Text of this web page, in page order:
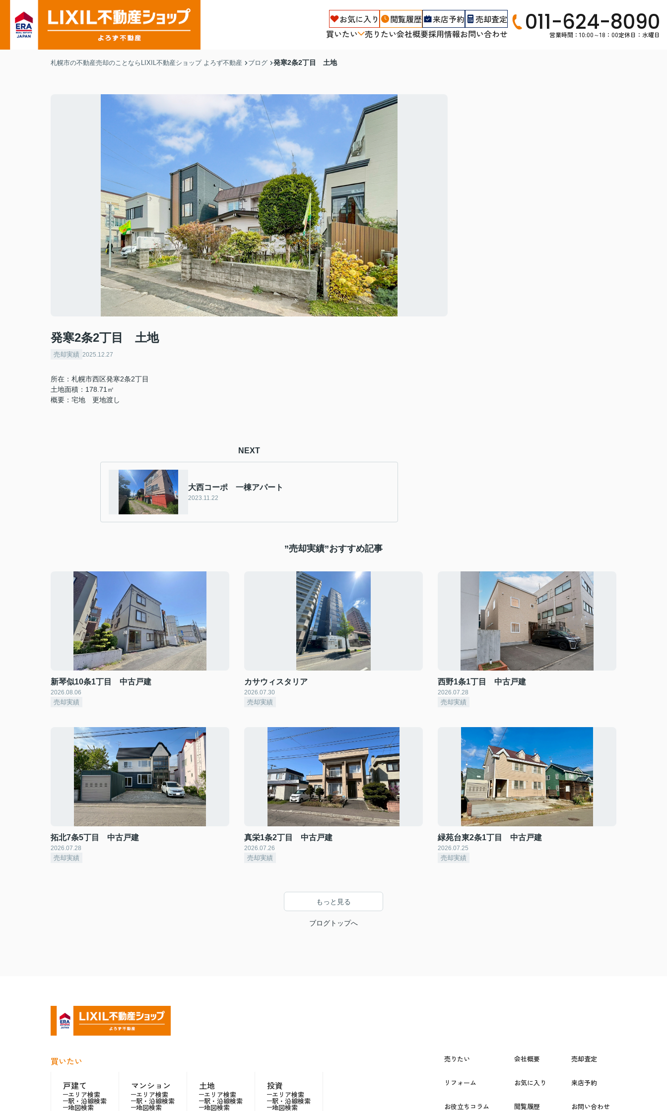
お気に入り 閲覧履歴 来店予約
売却査定
買いたい
売りたい会社概要採用情報お問い合わせ 011-624-8090
営業時間：10:00～18：00定休日：水曜日
札幌市の不動産売却のことならLIXIL不動産ショップ よろず不動産 ブログ 発寒2条2丁目 土地
発寒2条2丁目 土地
売却実績 2025.12.27
所在：札幌市西区発寒2条2丁目
土地面積：178.71㎡
概要：宅地 更地渡し
NEXT
大西コーポ 一棟アパート
2023.11.22
”売却実績”おすすめ記事
新琴似10条1丁目 中古戸建
2026.08.06
売却実績
カサウィスタリア
2026.07.30
売却実績
西野1条1丁目 中古戸建
2026.07.28
売却実績
拓北7条5丁目 中古戸建
2026.07.28
売却実績
真栄1条2丁目 中古戸建
2026.07.26
売却実績
緑苑台東2条1丁目 中古戸建
2026.07.25
売却実績
もっと見る
ブログトップへ
買いたい
戸建て
エリア検索
駅・沿線検索
地図検索
マンション
エリア検索
駅・沿線検索
地図検索
土地
エリア検索
駅・沿線検索
地図検索
投資
エリア検索
駅・沿線検索
地図検索
売りたい 会社概要 売却査定
リフォーム お気に入り 来店予約
お役立ちコラム 閲覧履歴 お問い合わせ